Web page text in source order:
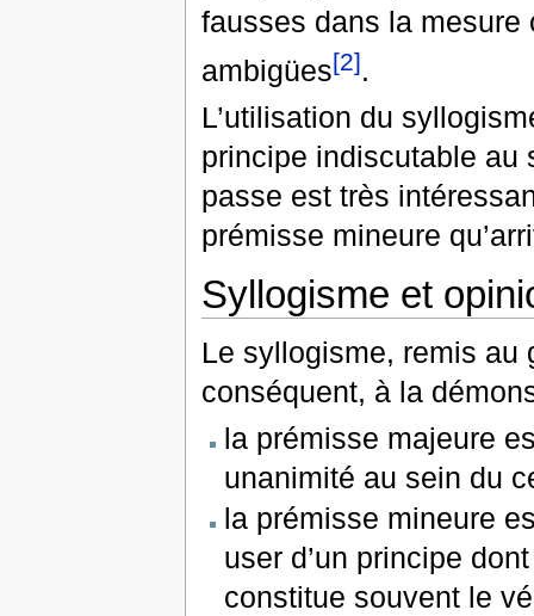
fausses dans la mesure
ambigües[2].
L’utilisation du
principe indiscutable au
passe est très
prémisse mineure
Syllogisme et
Le syllogisme, remis au
conséquent, à la
la prémisse majeure
unanimité au sein du
la prémisse mineure
user d’un principe
constitue souvent le